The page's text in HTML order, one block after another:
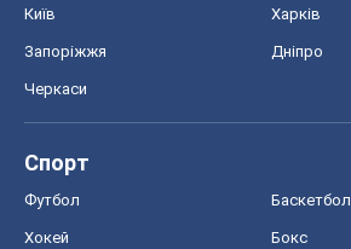
Київ Харків
Запоріжжя Дніпро
Черкаси
Спорт
Футбол Баскетбол
Хокей Бокс